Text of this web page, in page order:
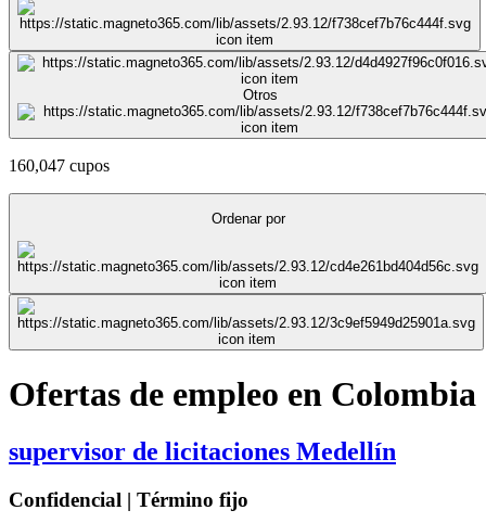
Otros
160,047 cupos
Ordenar por
Ofertas de empleo en Colombia
supervisor de licitaciones Medellín
Confidencial | Término fijo